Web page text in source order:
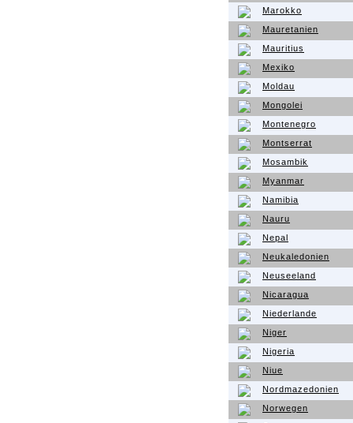
Marokko
Mauretanien
Mauritius
Mexiko
Moldau
Mongolei
Montenegro
Montserrat
Mosambik
Myanmar
Namibia
Nauru
Nepal
Neukaledonien
Neuseeland
Nicaragua
Niederlande
Niger
Nigeria
Niue
Nordmazedonien
Norwegen